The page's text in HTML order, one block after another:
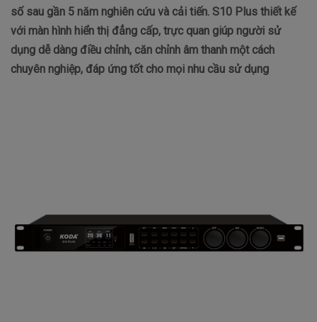
số sau gần 5 năm nghiên cứu và cải tiến. S10 Plus thiết kế
với màn hình hiển thị đẳng cấp, trực quan giúp người sử
dụng dễ dàng điều chỉnh, căn chỉnh âm thanh một cách
chuyên nghiệp, đáp ứng tốt cho mọi nhu cầu sử dụng